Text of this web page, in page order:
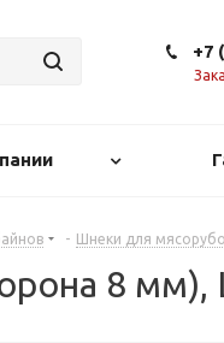
+7
- Шнеки для
8